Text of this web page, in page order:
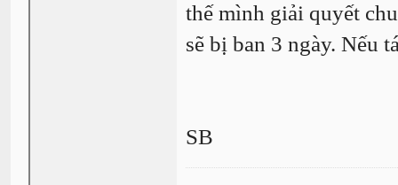
thế mình giải quyết
sẽ bị ban 3 ngày. Nếu
SB